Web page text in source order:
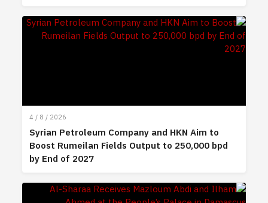
4 / 8 / 2026
Syrian Petroleum Company and HKN Aim to
Boost Rumeilan Fields Output to 250,000 bpd
by End of 2027